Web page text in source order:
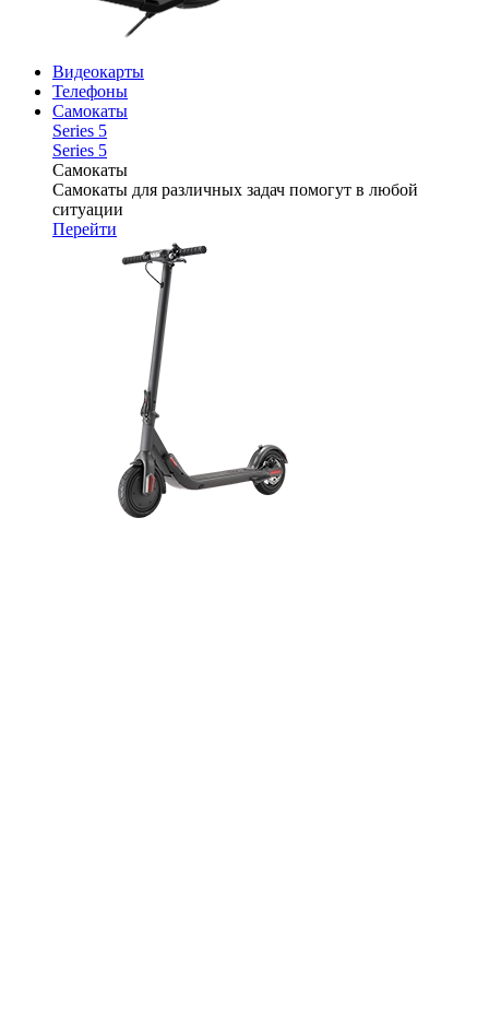
Видеокарты
Телефоны
Самокаты
Series 5
Series 5
Самокаты
Самокаты для различных задач помогут в любой
ситуации
Перейти